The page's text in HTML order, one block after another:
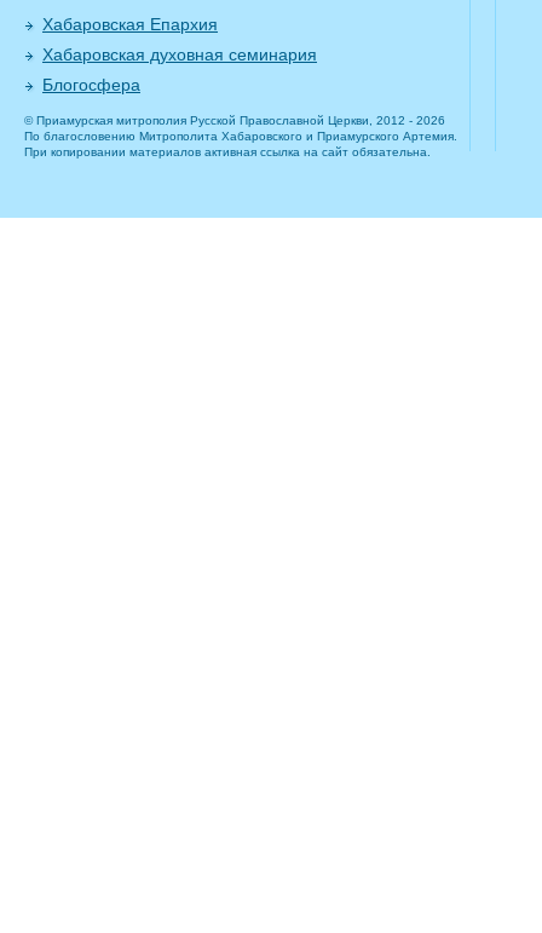
Хабаровская Епархия
Хабаровская духовная семинария
Блогосфера
© Приамурская митрополия Русской Православной Церкви, 2012 - 2026
По благословению Митрополита Хабаровского и Приамурского Артемия.
При копировании материалов активная ссылка на сайт обязательна.